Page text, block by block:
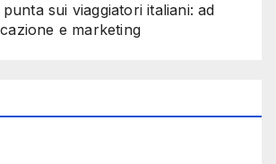
punta sui viaggiatori italiani: ad
e marketing